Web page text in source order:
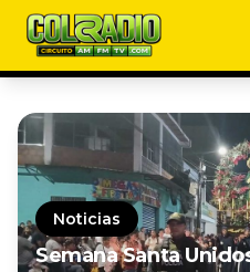
Noticias
Semana Santa